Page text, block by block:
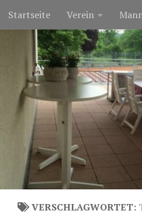
Zum Inhalt springen
Startseite Verein
VERSCHLAGWORTET: